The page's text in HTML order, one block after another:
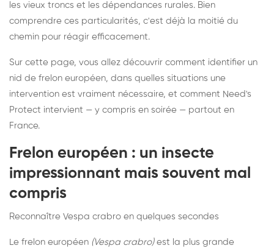
les vieux troncs et les dépendances rurales. Bien
comprendre ces particularités, c'est déjà la moitié du
chemin pour réagir efficacement.
Sur cette page, vous allez découvrir comment identifier un
nid de frelon européen, dans quelles situations une
intervention est vraiment nécessaire, et comment Need's
Protect intervient — y compris en soirée — partout en
France.
Frelon européen : un insecte
impressionnant mais souvent mal
compris
Reconnaître Vespa crabro en quelques secondes
Le frelon européen (Vespa crabro)est la plus grande